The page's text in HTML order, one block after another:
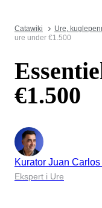
Catawiki Ure,
ure under €1.500
€1.500
Kurator Juan Carlos
Ekspert i Ure